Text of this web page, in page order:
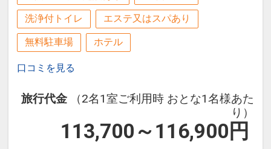
洗浄付トイレ エステ又はスパあり
無料駐車場 ホテル
口コミを見る
旅行代金
（2名1室ご利用時 おとな1名様あた
り）
113,700～116,900 円